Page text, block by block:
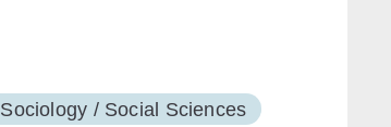
Sociology / Social Sciences